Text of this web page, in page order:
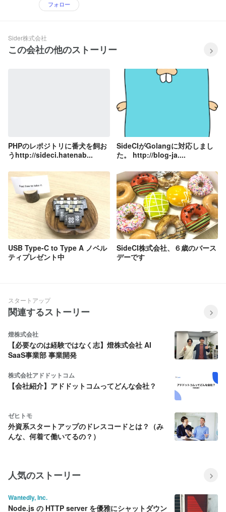
フォロー
Sider株式会社
この会社の他のストーリー
PHPのレポジトリに番犬を飼お
うhttp://sideci.hatenab...
SideCIがGolangに対応しまし
た。 http://blog-ja....
USB Type-C to Type A ノベル
ティプレゼント中
SideCI株式会社、６歳のバース
デーです
スタートアップ
関連するストーリー
燈株式会社
【必要なのは経験ではなく志】燈株式会社 AI
SaaS事業部 事業開発
株式会社アドドットコム
【会社紹介】アドドットコムってどんな会社？
ゼヒトモ
外資系スタートアップのドレスコードとは？（み
んな、何着て働いてるの？）
人気のストーリー
Wantedly, Inc.
Node.js の HTTP server を優雅にシャットダウン